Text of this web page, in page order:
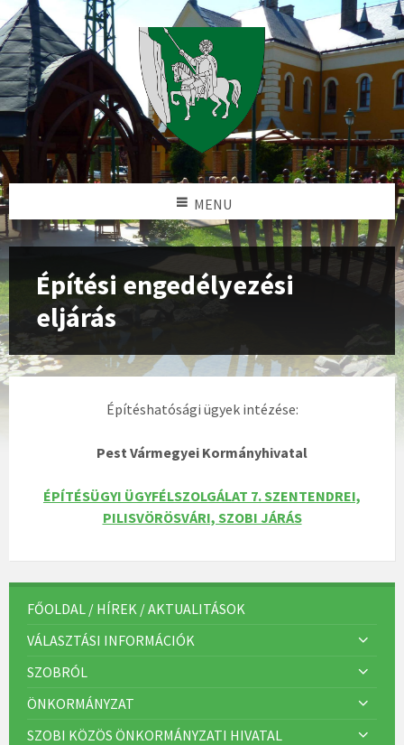
MENU
Építési engedélyezési
eljárás
Építéshatósági ügyek intézése:
Pest Vármegyei Kormányhivatal
ÉPÍTÉSÜGYI ÜGYFÉLSZOLGÁLAT 7. SZENTENDREI,
PILISVÖRÖSVÁRI, SZOBI JÁRÁS
FŐOLDAL / HÍREK / AKTUALITÁSOK
VÁLASZTÁSI INFORMÁCIÓK
SZOBRÓL
ÖNKORMÁNYZAT
SZOBI KÖZÖS ÖNKORMÁNYZATI HIVATAL